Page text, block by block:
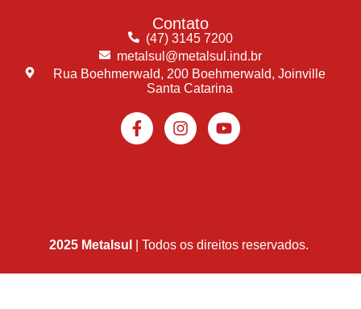
Contato
(47) 3145 7200
metalsul@metalsul.ind.br
Rua Boehmerwald, 200 Boehmerwald, Joinville
Santa Catarina
2025 Metalsul | Todos os direitos reservados.